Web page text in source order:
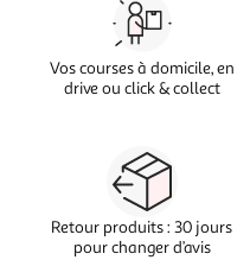
Vos courses à domicile, en
drive ou click & collect
Retour produits : 30 jours
pour changer d’avis